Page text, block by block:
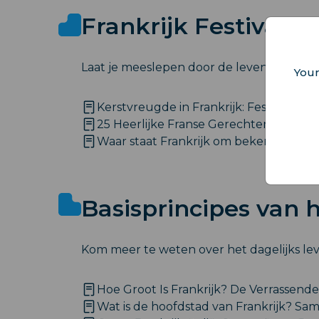
Frankrijk Festivals
Laat je meeslepen door de levendige
Kerstvreugde in Frankrijk: Festiviteiten,
25 Heerlijke Franse Gerechten Die Je
Waar staat Frankrijk om bekend? 15
Basisprincipes van
Kom meer te weten over het dagelijks
Hoe Groot Is Frankrijk? De
Wat is de hoofdstad van Frankrijk?